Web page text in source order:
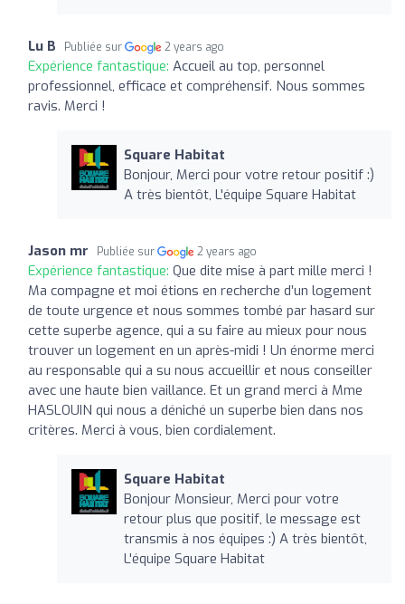
Lu B Publiée sur 2 years ago
Expérience fantastique: Accueil au top, personnel
professionnel, efficace et compréhensif. Nous sommes
ravis. Merci !
Square Habitat
Bonjour, Merci pour votre retour positif :)
A très bientôt, L'équipe Square Habitat
Jason mr Publiée sur 2 years ago
Expérience fantastique: Que dite mise à part mille merci !
Ma compagne et moi étions en recherche d’un logement
de toute urgence et nous sommes tombé par hasard sur
cette superbe agence, qui a su faire au mieux pour nous
trouver un logement en un après-midi ! Un énorme merci
au responsable qui a su nous accueillir et nous conseiller
avec une haute bien vaillance. Et un grand merci à Mme
HASLOUIN qui nous a déniché un superbe bien dans nos
critères. Merci à vous, bien cordialement.
Square Habitat
Bonjour Monsieur, Merci pour votre
retour plus que positif, le message est
transmis à nos équipes :) A très bientôt,
L'équipe Square Habitat